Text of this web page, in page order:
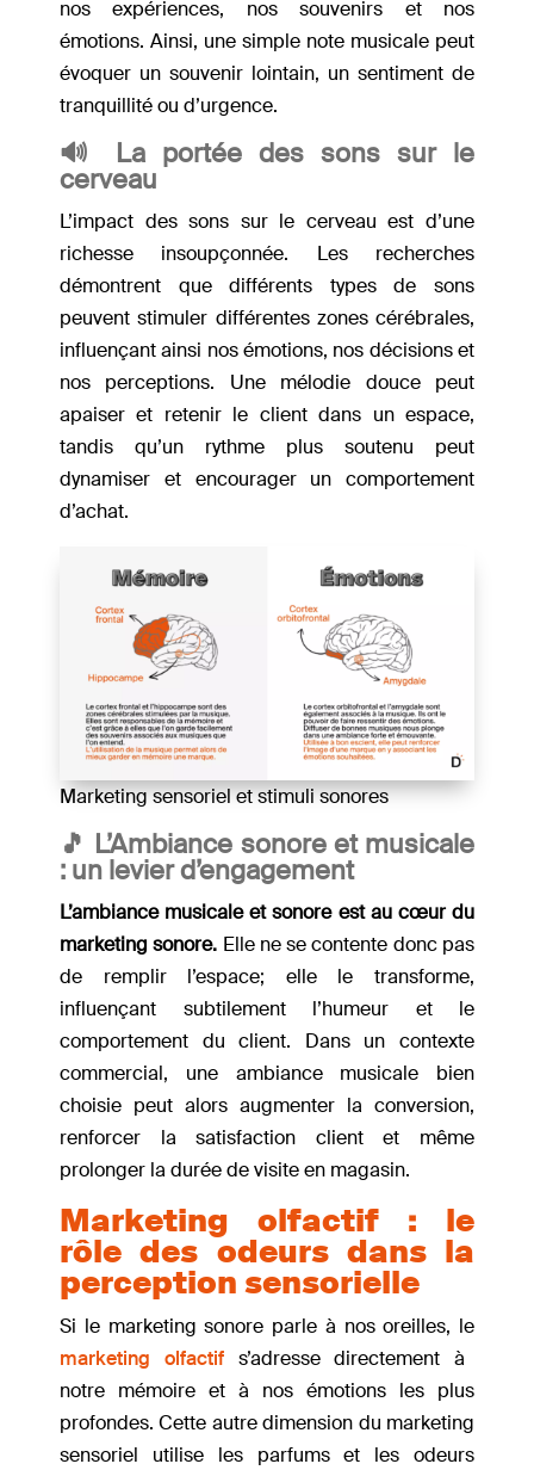
nos expériences, nos souvenirs et nos
émotions. Ainsi, une simple note musicale peut
évoquer un souvenir lointain, un sentiment de
tranquillité ou d’urgence.
🔊 La portée des sons sur le
cerveau
L’impact des sons sur le cerveau est d’une
richesse insoupçonnée. Les recherches
démontrent que différents types de sons
peuvent stimuler différentes zones cérébrales,
influençant ainsi nos émotions, nos décisions et
nos perceptions. Une mélodie douce peut
apaiser et retenir le client dans un espace,
tandis qu’un rythme plus soutenu peut
dynamiser et encourager un comportement
d’achat.
Marketing sensoriel et stimuli sonores
🎵 L’Ambiance sonore et musicale
: un levier d’engagement
L’ambiance musicale et sonore est au cœur du
marketing sonore. Elle ne se contente donc pas
de remplir l’espace; elle le transforme,
influençant subtilement l’humeur et le
comportement du client. Dans un contexte
commercial, une ambiance musicale bien
choisie peut alors augmenter la conversion,
renforcer la satisfaction client et même
prolonger la durée de visite en magasin.
Marketing olfactif : le
rôle des odeurs dans la
perception sensorielle
Si le marketing sonore parle à nos oreilles, le
marketing olfactifs’adresse directement à
notre mémoire et à nos émotions les plus
profondes. Cette autre dimension du marketing
sensoriel utilise les parfums et les odeurs